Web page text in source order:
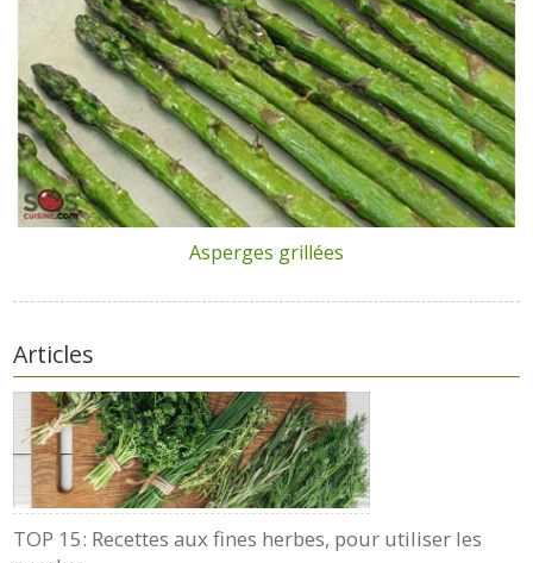
Asperges grillées
Articles
TOP 15: Recettes aux fines herbes, pour utiliser les